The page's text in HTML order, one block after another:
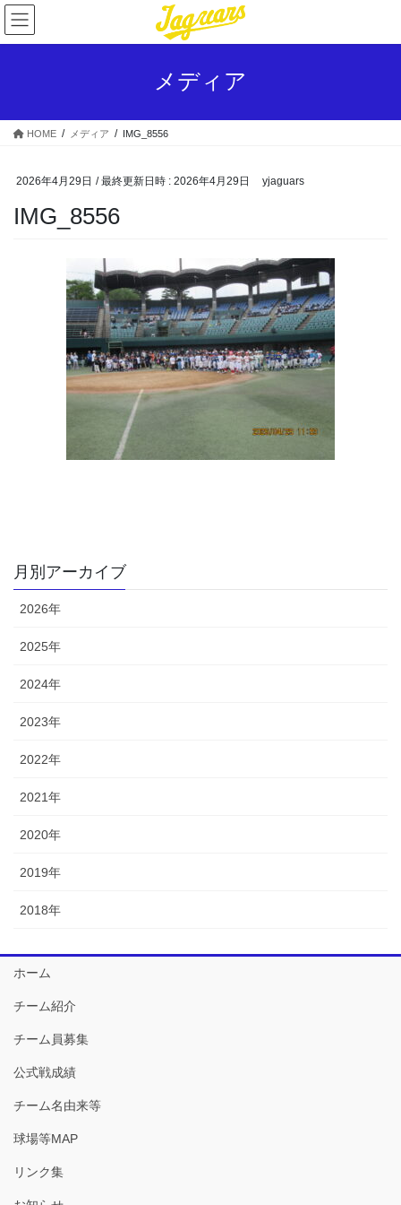
コ
ン
テ
ス
ナ
ビ
ゲ
ン
メディア
HOME メディア IMG_8556
2026年4月29日 / 最終更新日時 : 2026年4月29日 yjaguars
IMG_8556
月別アーカイブ
2026年
2025年
2024年
2023年
2022年
2021年
2020年
2019年
2018年
ホーム
チーム紹介
チーム員募集
公式戦成績
チーム名由来等
球場等MAP
リンク集